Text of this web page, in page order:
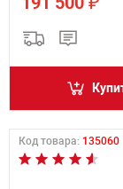
Код товара: 135060